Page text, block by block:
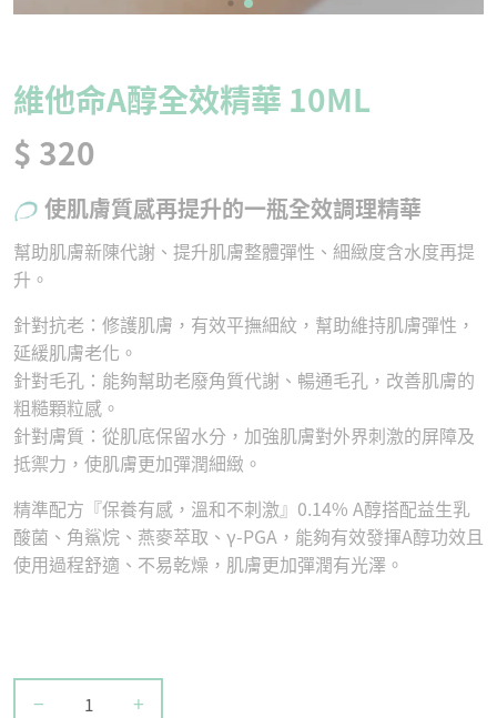
維他命A醇全效精華 10ML
$ 320
使肌膚質感再提升的一瓶全效調理精華
幫助肌膚新陳代謝、提升肌膚整體彈性、細緻度含水度再提
升。
針對抗老：修護肌膚，有效平撫細紋，幫助維持肌膚彈性，
延緩肌膚老化。
針對毛孔：能夠幫助老廢角質代謝、暢通毛孔，改善肌膚的
粗糙顆粒感。
針對膚質：從肌底保留水分，加強肌膚對外界刺激的屏障及
抵禦力，使肌膚更加彈潤細緻。
精準配方『保養有感，溫和不刺激』0.14% A醇搭配益生乳
酸菌、角鯊烷、燕麥萃取、γ-PGA，能夠有效發揮A醇功效且
使用過程舒適、不易乾燥，肌膚更加彈潤有光澤。
− +